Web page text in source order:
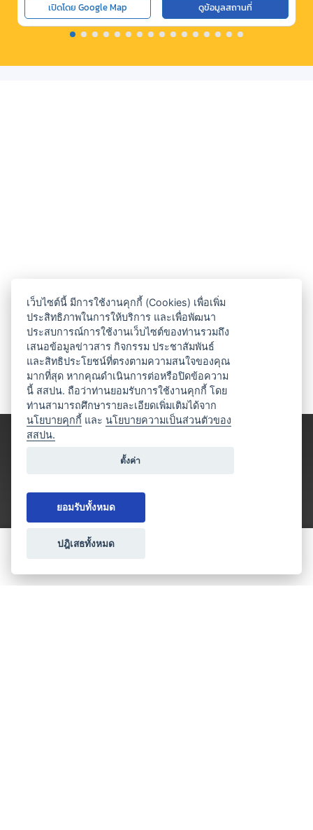
เปิดโดย Google Map ดูข้อมูลสถานที่
ประเภทธุรกิจไมซ์
เว็บไซต์นี้ มีการใช้งานคุกกี้ (Cookies) เพื่อเพิ่ม
ประสิทธิภาพในการให้บริการ และเพื่อพัฒนา
ประสบการณ์การใช้งานเว็บไซต์ของท่านรวมถึง
เสนอข้อมูลข่าวสาร กิจกรรม ประชาสัมพันธ์
และสิทธิประโยชน์ที่ตรงตามความสนใจของคุณ
มากที่สุด หากคุณดำเนินการต่อหรือปิดข้อความ
นี้ สสปน. ถือว่าท่านยอมรับการใช้งานคุกกี้ โดย
ท่านสามารถศึกษารายละเอียดเพิ่มเติมได้จาก
นโยบายคุกกี้ และนโยบายความเป็นส่วนตัวของ
สสปน.
ตั้งค่า
ยอมรับทั้งหมด
ปฎิเสธทั้งหมด